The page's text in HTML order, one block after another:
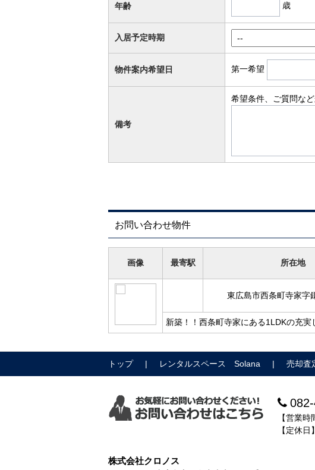
年齢 歳
入居予定時期
物件案内希望日 第一希望
備考
希望条件、ご質問な
お問い合わせ物件
画像 最寄駅 所在地
東広島市西条町寺家字
新築！！西条町寺家にある1LDKの充
トップ レンタルスペース Solana 売却査
【営業
【定休
株式会社クロノス